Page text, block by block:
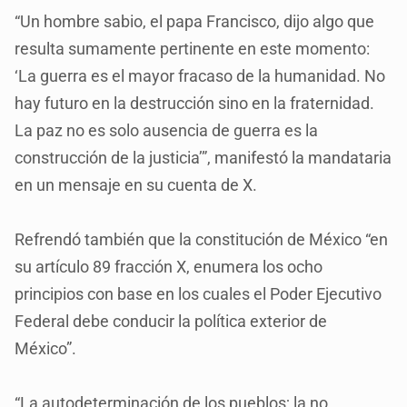
“Un hombre sabio, el papa Francisco, dijo algo que
resulta sumamente pertinente en este momento:
‘La guerra es el mayor fracaso de la humanidad. No
hay futuro en la destrucción sino en la fraternidad.
La paz no es solo ausencia de guerra es la
construcción de la justicia’”, manifestó la mandataria
en un mensaje en su cuenta de X.
Refrendó también que la constitución de México “en
su artículo 89 fracción X, enumera los ocho
principios con base en los cuales el Poder Ejecutivo
Federal debe conducir la política exterior de
México”.
“La autodeterminación de los pueblos; la no